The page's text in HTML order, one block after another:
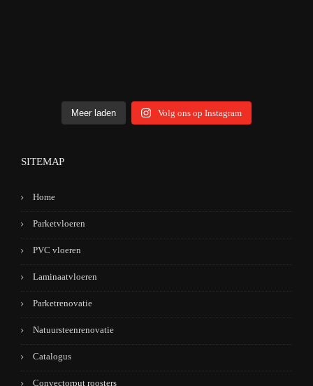
Meer laden Volg ons op Instagram
SITEMAP
Home
Parketvloeren
PVC vloeren
Laminaatvloeren
Parketrenovatie
Natuursteenrenovatie
Catalogus
Convectorput roosters